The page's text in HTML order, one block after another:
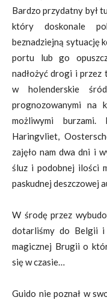
Bardzo przydatny był
który doskonale
beznadziejną sytuację
portu lub go
nadłożyć drogi i
w holenderskie
prognozowanymi na
możliwymi
Haringvliet,
zajęło nam dwa dni i
śluz i podobnej ilości
paskudnej deszczowej
W środę przez
dotarliśmy do Belgii i
magicznej Brugii o
się w czasie…
Guido nie poznał w